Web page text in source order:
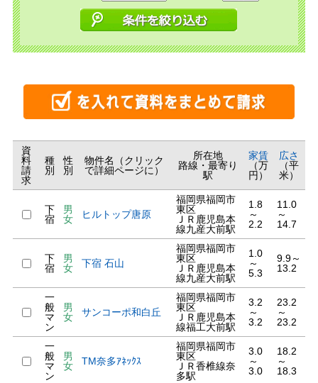
資
料
請
求
種
別
性
別
物件名（クリック
で詳細ページに）
所在地
路線・最寄り
駅
家賃
（万
円）
広さ
（平
米）
下
宿
男
女
ヒルトップ唐原
福岡県福岡市
東区
ＪＲ鹿児島本
線九産大前駅
1.8
～
2.2
11.0
～
14.7
下
宿
男
女
下宿 石山
福岡県福岡市
東区
ＪＲ鹿児島本
線九産大前駅
1.0
～
5.3
9.9～
13.2
一
般
マ
ン
男
女
サンコーポ和白丘
福岡県福岡市
東区
ＪＲ鹿児島本
線福工大前駅
3.2
～
3.2
23.2
～
23.2
一
般
マ
ン
男
女
TM奈多ｱﾈｯｸｽ
福岡県福岡市
東区
ＪＲ香椎線奈
多駅
3.0
～
3.0
18.2
～
18.3